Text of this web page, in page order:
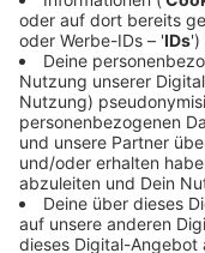
Oktober-
sie sehen. Die
am 2. Dezember in
bislang noch kein
Hier geht es zum
uefa.com/
Anzeige